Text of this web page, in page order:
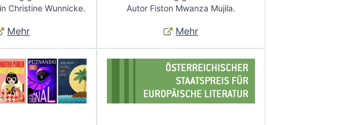
Christine Wunnicke.
Mehr
Autor Fiston Mwanza Mujila.
Mehr